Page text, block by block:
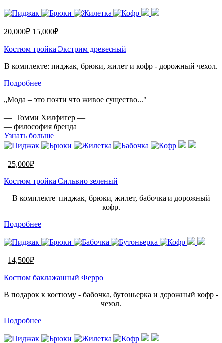
20,000₽ 15,000₽
Костюм тройка Экстрим древесный
В комплекте: пиджак, брюки, жилет и кофр - дорожный чехол.
Подробнее
„Мода – это почти что живое существо..."
— Томми Хилфигер —
— философия бренда
Узнать больше
25,000₽
Костюм тройка Сильвио зеленый
В комплекте: пиджак, брюки, жилет, бабочка и дорожный
кофр.
Подробнее
14,500₽
Костюм баклажанный Ферро
В подарок к костюму - бабочка, бутоньерка и дорожный кофр -
чехол.
Подробнее